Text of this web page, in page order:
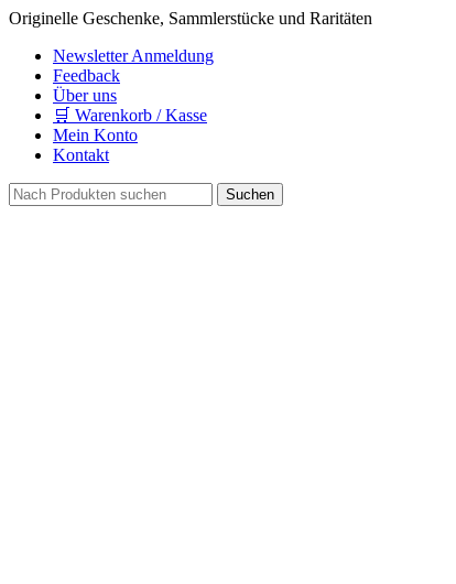
Originelle Geschenke, Sammlerstücke und Raritäten
Newsletter Anmeldung
Feedback
Über uns
🛒 Warenkorb / Kasse
Mein Konto
Kontakt